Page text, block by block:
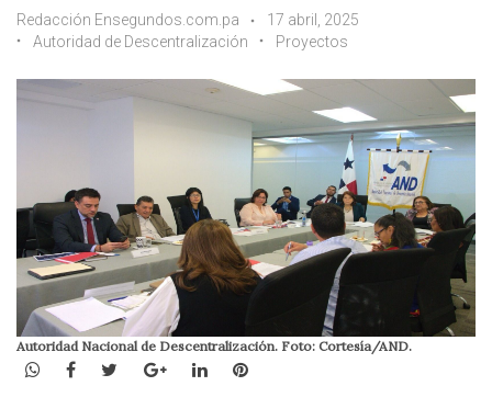
Redacción Ensegundos.com.pa
17 abril, 2025
Autoridad de Descentralización
Proyectos
Autoridad Nacional de Descentralización. Foto: Cortesía/AND.
WhatsApp
Facebook
TwitterGoogle+LinkedInPinterest